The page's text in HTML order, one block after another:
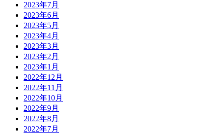
2023年7月
2023年6月
2023年5月
2023年4月
2023年3月
2023年2月
2023年1月
2022年12月
2022年11月
2022年10月
2022年9月
2022年8月
2022年7月